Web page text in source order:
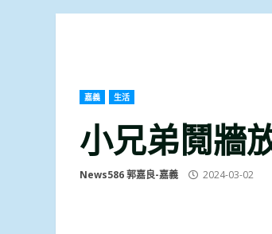
嘉義 生活
小兄弟鬩牆
News586 郭嘉良-嘉義 2024-03-02